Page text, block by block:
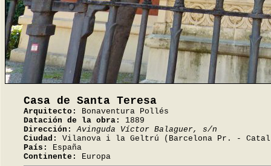
Casa de Santa Teresa
Arquitecto:
Bonaventura Pollés
Datación de la obra:
1889
Dirección:
Avinguda Víctor Balaguer, s/n
Ciudad:
Vilanova i la Geltrú (Barcelona Pr. -
País:
España
Continente:
Europa